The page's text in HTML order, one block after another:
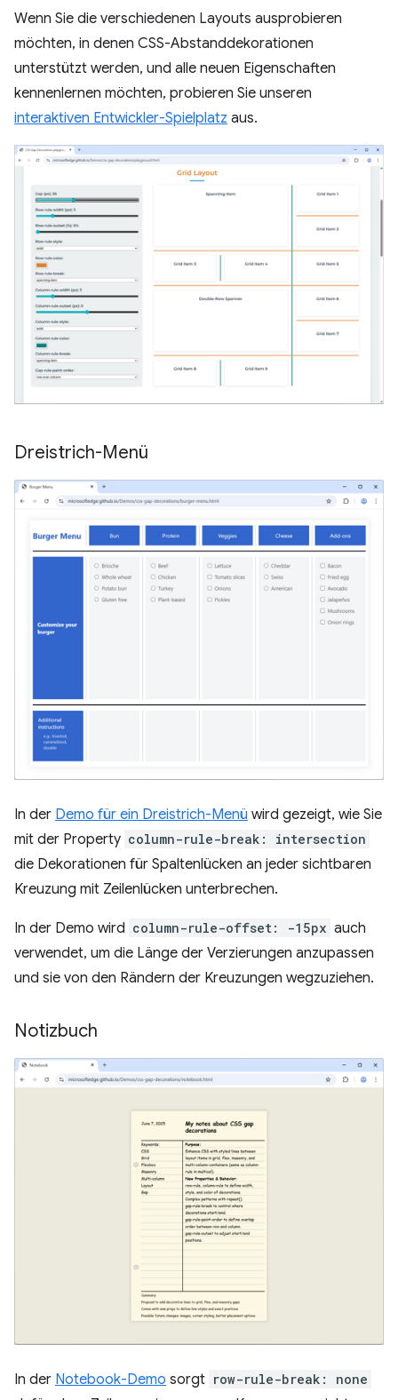
Wenn Sie die verschiedenen Layouts ausprobieren
möchten, in denen CSS-Abstanddekorationen
unterstützt werden, und alle neuen Eigenschaften
kennenlernen möchten, probieren Sie unseren
interaktiven Entwickler-Spielplatz aus.
Dreistrich-Menü
In der Demo für ein Dreistrich-Menü wird gezeigt, wie Sie
mit der Property column-rule-break: intersection
die Dekorationen für Spaltenlücken an jeder sichtbaren
Kreuzung mit Zeilenlücken unterbrechen.
In der Demo wird column-rule-offset: -15px auch
verwendet, um die Länge der Verzierungen anzupassen
und sie von den Rändern der Kreuzungen wegzuziehen.
Notizbuch
In der Notebook-Demo sorgt row-rule-break: none